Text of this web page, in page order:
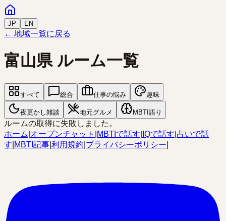
JP EN
← 地域一覧に戻る
富山県ルーム一覧
すべて 総合 仕事の悩み 趣味
夜更かし雑談 地元グルメ MBTI語り
ルームの取得に失敗しました。
ホーム オープンチャット MBTIで話す IQで話す 占いで話
す MBTI記事 利用規約 プライバシーポリシー